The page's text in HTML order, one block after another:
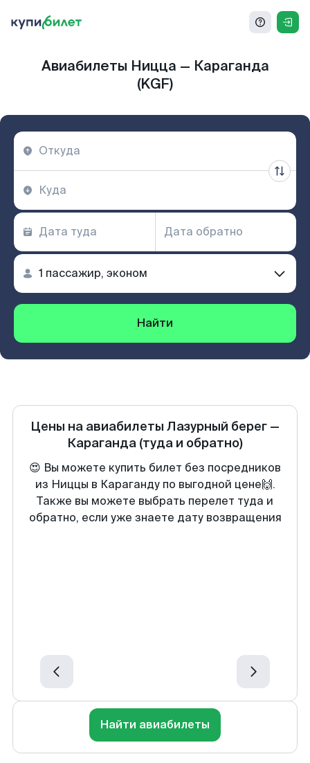
Авиабилеты Ницца — Караганда
(KGF)
Найти
Цены на авиабилеты Лазурный берег —
Караганда (туда и обратно)
😍 Вы можете купить билет без посредников
из Ниццы в Караганду по выгодной цене🙌.
Также вы можете выбрать перелет туда и
обратно, если уже знаете дату возвращения
Найти авиабилеты